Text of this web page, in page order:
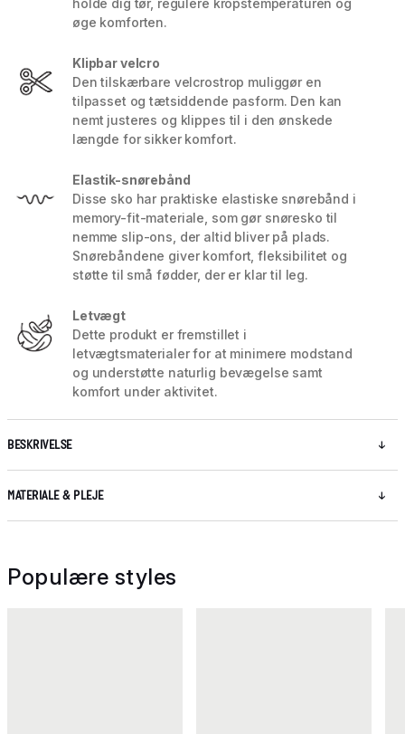
holde dig tør, regulere kropstemperaturen og
øge komforten.
Klipbar velcro
Den tilskærbare velcrostrop muliggør en
tilpasset og tætsiddende pasform. Den kan
nemt justeres og klippes til i den ønskede
længde for sikker komfort.
Elastik-snørebånd
Disse sko har praktiske elastiske snørebånd i
memory-fit-materiale, som gør snøresko til
nemme slip-ons, der altid bliver på plads.
Snørebåndene giver komfort, fleksibilitet og
støtte til små fødder, der er klar til leg.
Letvægt
Dette produkt er fremstillet i
letvægtsmaterialer for at minimere modstand
og understøtte naturlig bevægelse samt
komfort under aktivitet.
BESKRIVELSE
MATERIALE & PLEJE
Populære styles